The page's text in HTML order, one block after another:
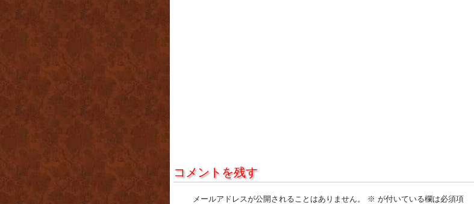
コメントを残す
メールアドレスが公開されることはありません。 ※ が付いている欄は必須項